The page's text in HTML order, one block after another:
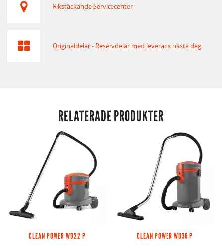
Rikstäckande Servicecenter
Originaldelar - Reservdelar med leverans nästa dag
RELATERADE PRODUKTER
CLEAN POWER WD22 P CLEAN POWER WD36 P